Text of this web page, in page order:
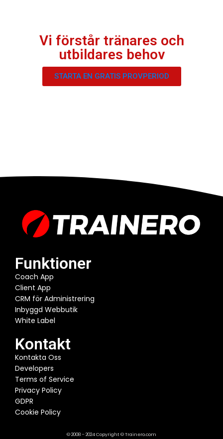
Vi förstår tränares och
utbildares behov
STARTA EN GRATIS PROVPERIOD
Funktioner
Coach App
Client App
CRM för Administrering
Inbyggd Webbutik
White Label
Kontakt
Kontakta Oss
Developers
Terms of Service
Privacy Policy
GDPR
Cookie Policy
© 2008 – 2024 Copyright © Trainero.com